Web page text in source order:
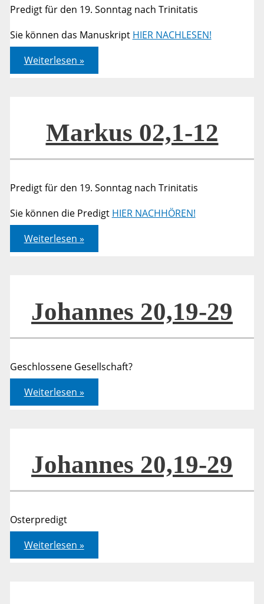
Predigt für den 19. Sonntag nach Trinitatis
Sie können das Manuskript HIER NACHLESEN!
Markus
02,1-
12
Weiterlesen »
Markus 02,1-12
Predigt für den 19. Sonntag nach Trinitatis
Sie können die Predigt HIER NACHHÖREN!
Markus
02,1-
12
Weiterlesen »
Johannes 20,19-29
Geschlossene Gesellschaft?
Johannes
20,19-
29
Weiterlesen »
Johannes 20,19-29
Osterpredigt
Johannes
20,19-
29
Weiterlesen »